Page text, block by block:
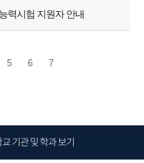
력시험 지원자 안내
5 6 7
기관 및 학과 보기